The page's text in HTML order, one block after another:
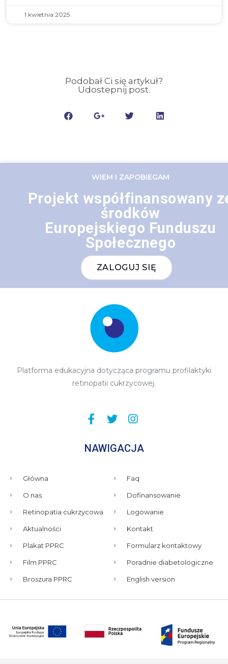
1 kwietnia 2025
Podobał Ci się artykuł?
Udostepnij post.
WIEM I ZAPOBIEGAM
Projekt współfinansowany
środków
Europejskiego Funduszu
Społecznego
ZALOGUJ SIĘ
Platforma edukacyjna dotycząca programu profilaktyki
retinopatii cukrzycowej.
NAWIGACJA
Główna
O nas
Retinopatia cukrzycowa
Aktualności
Plakat PPRC
Film PPRC
Broszura PPRC
Faq
Dofinansowanie
Logowanie
Kontakt
Formularz kontaktowy
Poradnie diabetologiczne
English version